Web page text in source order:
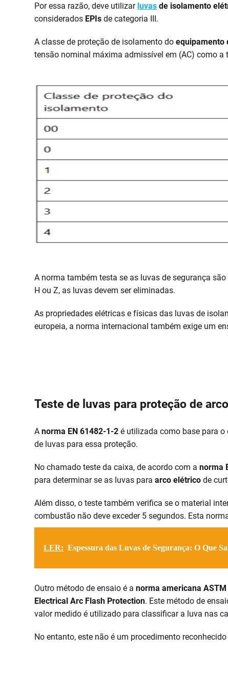
Por essa razão, deve utilizar luvas de isolamento
considerados EPIs de categoria III.
A classe de proteção de isolamento doequipamento
tensão nominal máxima admissível em (AC) como a
A norma também testa se as luvas de segurança
H ou Z, as luvas devem ser eliminadas.
As propriedades elétricas e físicas das luvas de
europeia, a norma internacional também exige um
Teste de luvas para proteção de
Anorma EN 61482-1-2 é utilizada como base para
de luvas para essa proteção.
No chamado teste da caixa, de acordo com anorma
para determinar se as luvas paraarco elétrico de
Além disso, o teste também verifica se o material
combustão não deve exceder 5 segundos. Esta
LER: Espessura das Luvas de Segurança: O Que
Outro método de ensaio é anorma americana
Electrical Arc Flash Protection. Este método de
valor medido é utilizado para classificar a luva nas
No entanto, este não é um procedimento